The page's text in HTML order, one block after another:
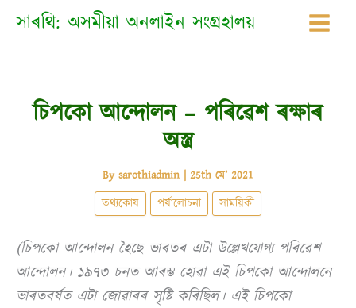
সাৰথি: অসমীয়া অনলাইন সংগ্ৰহালয়
চিপকো আন্দোলন – পৰিৱেশ ৰক্ষাৰ
অস্ত্ৰ
By sarothiadmin | 25th মে’ 2021
তথ্যকোষ পৰ্যালোচনা সাময়িকী
(চিপকো আন্দোলন হৈছে ভাৰতৰ এটা উল্লেখযোগ্য পৰিৱেশ
আন্দোলন। ১৯৭৩ চনত আৰম্ভ হোৱা এই চিপকো আন্দোলনে
ভাৰতবৰ্ষত এটা জোৱাৰৰ সৃষ্টি কৰিছিল। এই চিপকো